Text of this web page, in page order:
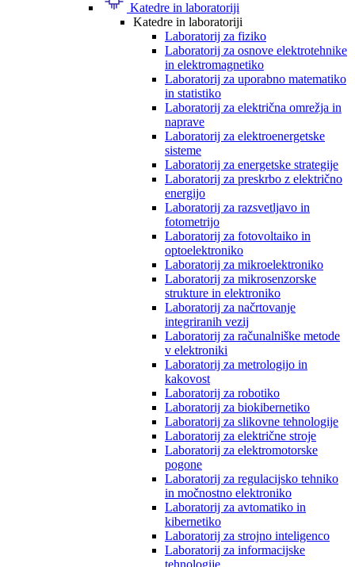
Katedre in laboratoriji
Katedre in laboratoriji
Laboratorij za fiziko
Laboratorij za osnove elektrotehnike
in elektromagnetiko
Laboratorij za uporabno matematiko
in statistiko
Laboratorij za električna omrežja in
naprave
Laboratorij za elektroenergetske
sisteme
Laboratorij za energetske strategije
Laboratorij za preskrbo z električno
energijo
Laboratorij za razsvetljavo in
fotometrijo
Laboratorij za fotovoltaiko in
optoelektroniko
Laboratorij za mikroelektroniko
Laboratorij za mikrosenzorske
strukture in elektroniko
Laboratorij za načrtovanje
integriranih vezij
Laboratorij za računalniške metode
v elektroniki
Laboratorij za metrologijo in
kakovost
Laboratorij za robotiko
Laboratorij za biokibernetiko
Laboratorij za slikovne tehnologije
Laboratorij za električne stroje
Laboratorij za elektromotorske
pogone
Laboratorij za regulacijsko tehniko
in močnostno elektroniko
Laboratorij za avtomatiko in
kibernetiko
Laboratorij za strojno inteligenco
Laboratorij za informacijske
tehnologije